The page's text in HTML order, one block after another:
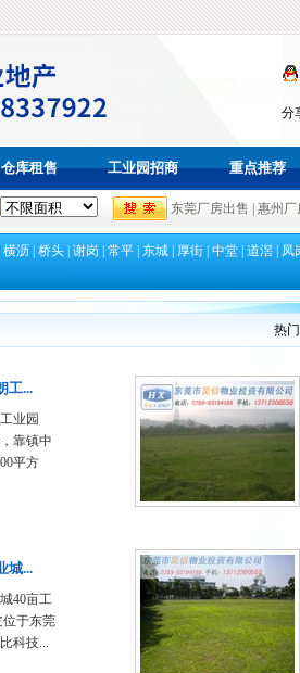
分
仓库租售 工业园招商 重点推荐
东莞厂房出售 惠州厂
横沥 桥头 谢岗 常平 东城 厚街 中堂 道滘 凤
热门
工...
业园
靠镇中
平方
城...
40亩工
位于东莞
科技...